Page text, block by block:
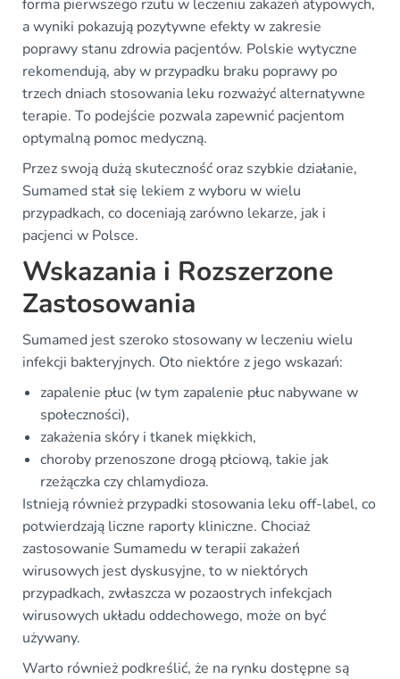
forma pierwszego rzutu w leczeniu zakażeń atypowych,
a wyniki pokazują pozytywne efekty w zakresie
poprawy stanu zdrowia pacjentów. Polskie wytyczne
rekomendują, aby w przypadku braku poprawy po
trzech dniach stosowania leku rozważyć alternatywne
terapie. To podejście pozwala zapewnić pacjentom
optymalną pomoc medyczną.
Przez swoją dużą skuteczność oraz szybkie działanie,
Sumamed stał się lekiem z wyboru w wielu
przypadkach, co doceniają zarówno lekarze, jak i
pacjenci w Polsce.
Wskazania i Rozszerzone
Zastosowania
Sumamed jest szeroko stosowany w leczeniu wielu
infekcji bakteryjnych. Oto niektóre z jego wskazań:
zapalenie płuc (w tym zapalenie płuc nabywane w
społeczności),
zakażenia skóry i tkanek miękkich,
choroby przenoszone drogą płciową, takie jak
rzeżączka czy chlamydioza.
Istnieją również przypadki stosowania leku off-label, co
potwierdzają liczne raporty kliniczne. Chociaż
zastosowanie Sumamedu w terapii zakażeń
wirusowych jest dyskusyjne, to w niektórych
przypadkach, zwłaszcza w pozaostrych infekcjach
wirusowych układu oddechowego, może on być
używany.
Warto również podkreślić, że na rynku dostępne są